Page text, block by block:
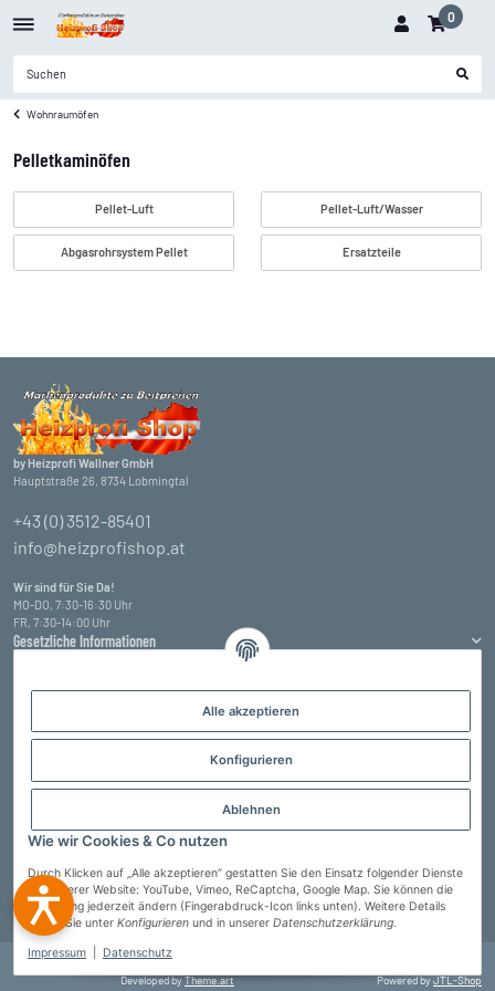
Alle akzeptieren
Konfigurieren
Ablehnen
Wie wir Cookies & Co nutzen
Durch Klicken auf „Alle akzeptieren“ gestatten Sie den Einsatz folgender Dienste
auf unserer Website: YouTube, Vimeo, ReCaptcha, Google Map. Sie können die
Einstellung jederzeit ändern (Fingerabdruck-Icon links unten). Weitere Details
finden Sie unter Konfigurieren und in unserer Datenschutzerklärung.
Impressum Datenschutz
0
Wohnraumöfen
Pelletkaminöfen
Pellet-Luft Pellet-Luft/Wasser
Abgasrohrsystem Pellet Ersatzteile
by Heizprofi Wallner GmbH
Hauptstraße 26, 8734 Lobmingtal
+43 (0) 3512-85401
info@heizprofishop.at
Wir sind für Sie Da!
MO-DO, 7:30-16:30 Uhr
FR, 7:30-14:00 Uhr
Gesetzliche Informationen
Informationen
Zahlungsarten
Vertrag widerrufen
© Heizprofi Wallner GmbH
Developed byTheme.art Powered byJTL-Shop